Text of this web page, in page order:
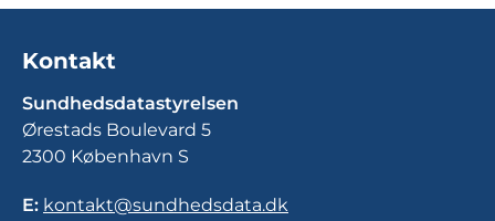
Kontakt
Sundhedsdatastyrelsen
Ørestads Boulevard 5
2300 København S
E: kontakt@sundhedsdata.dk